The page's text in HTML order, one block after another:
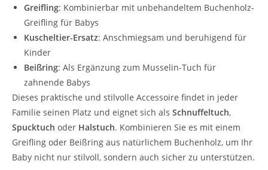
Greifling: Kombinierbar mit unbehandeltem Buchenholz-
Greifling für Babys
Kuscheltier-Ersatz: Anschmiegsam und beruhigend für
Kinder
Beißring: Als Ergänzung zum Musselin-Tuch für
zahnende Babys
Dieses praktische und stilvolle Accessoire findet in jeder
Familie seinen Platz und eignet sich als Schnuffeltuch,
Spucktuch oder Halstuch. Kombinieren Sie es mit einem
Greifling oder Beißring aus natürlichem Buchenholz, um Ihr
Baby nicht nur stilvoll, sondern auch sicher zu unterstützen.